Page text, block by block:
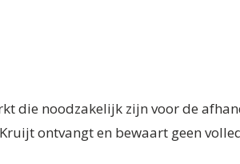
die noodzakelijk zijn voor de
ontvangt en bewaart geen